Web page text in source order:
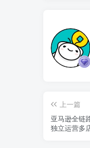
上一篇
亚马逊全链
独立运营多